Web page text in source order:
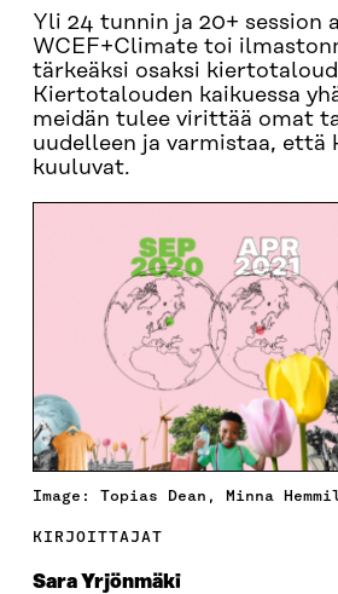
Yli 24 tunnin ja 20+ session
WCEF+Climate toi
tärkeäksi osaksi
Kiertotalouden kaikuessa
meidän tulee virittää omat
uudelleen ja varmistaa, että
kuuluvat.
Image: Topias Dean, Minna
KIRJOITTAJAT
Sara Yrjönmäki